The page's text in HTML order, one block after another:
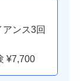
アンス3回
¥7,700